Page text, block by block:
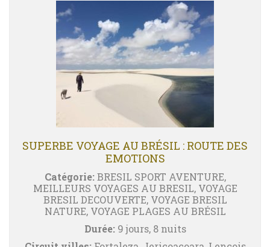
SUPERBE VOYAGE AU BRÉSIL : ROUTE DES
EMOTIONS
Catégorie:BRESIL SPORT AVENTURE,
MEILLEURS VOYAGES AU BRESIL, VOYAGE
BRESIL DECOUVERTE, VOYAGE BRESIL
NATURE, VOYAGE PLAGES AU BRÉSIL
Durée:9 jours, 8 nuits